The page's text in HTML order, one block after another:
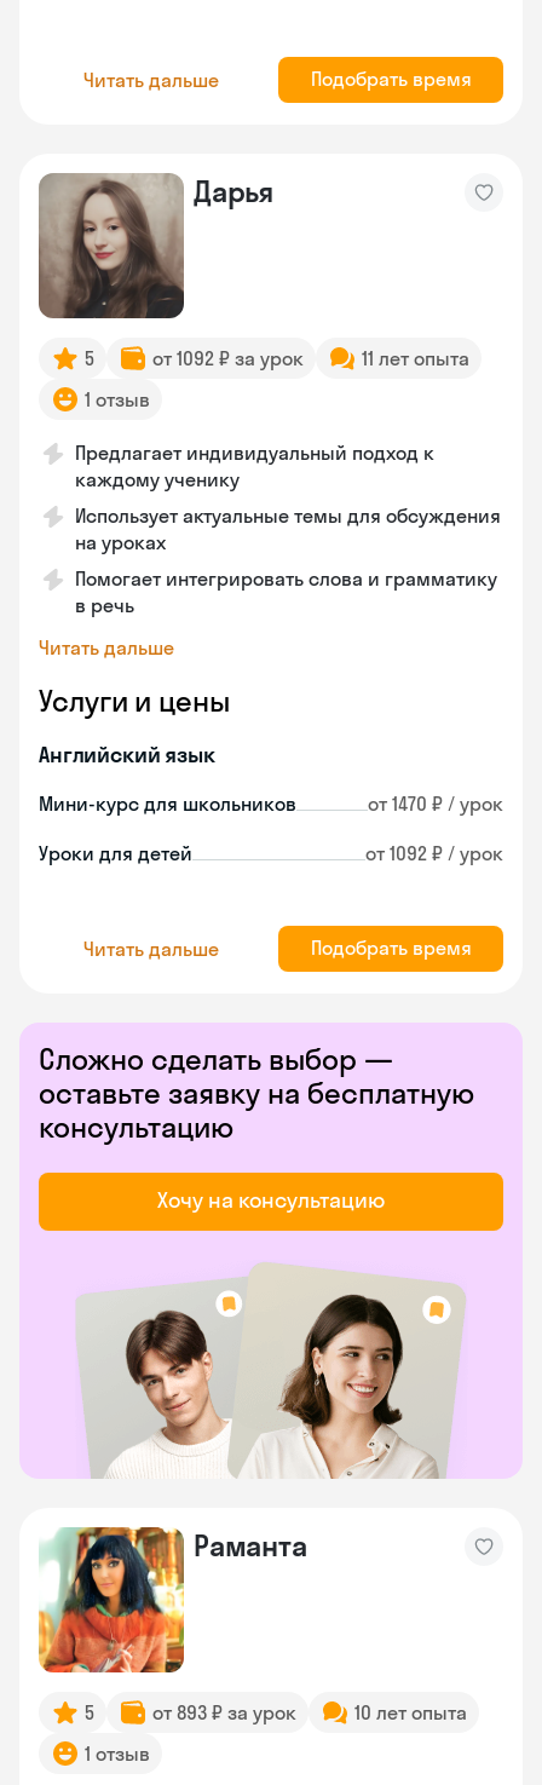
Читать дальше Подобрать время
Дарья
5 от 1092 ₽ за урок
11 лет опыта
1 отзыв
Предлагает индивидуальный подход к
каждому ученику
Использует актуальные темы для обсуждения
на уроках
Помогает интегрировать слова и грамматику
в речь
Читать дальше
Услуги и цены
Английский язык
Мини-курс для школьников от 1470 ₽ / урок
Уроки для детей от 1092 ₽ / урок
Читать дальше Подобрать время
Сложно сделать выбор —
оставьте заявку на бесплатную
консультацию
Хочу на консультацию
Раманта
5 от 893 ₽ за урок
10 лет опыта
1 отзыв